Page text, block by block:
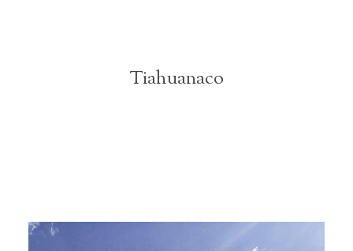
Tiahuanaco